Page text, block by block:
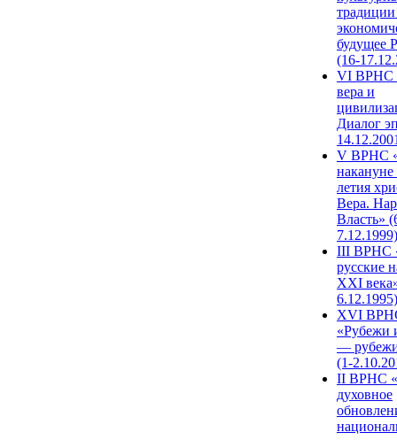
будущее
(16-
VI ВРНС
вера и
Диалог
V ВРНС
накануне
летия
Вера.
Власть»
7.12.1999)
III ВРНС
русские
XXI
6.12.1995)
XVI
«Рубежи
—
(1-
II ВРНС
духовное